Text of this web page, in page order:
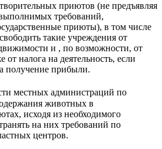
приютов (не предъявляя
требований,
приюты), в том числе
такие учреждения от
и , по возможности, от
налога на деятельность, если
получение прибыли.
местных администраций по
животных в
исходя из необходимого
на них требований по
центров.